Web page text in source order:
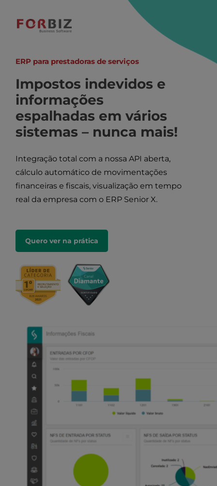
ERP para prestadoras de serviços
Impostos indevidos e
informações
espalhadas em vários
sistemas – nunca mais!
Integração total com a nossa API aberta,
cálculo automático de movimentações
financeiras e fiscais, visualização em tempo
real da empresa com o ERP Senior X.
Quero ver na prática